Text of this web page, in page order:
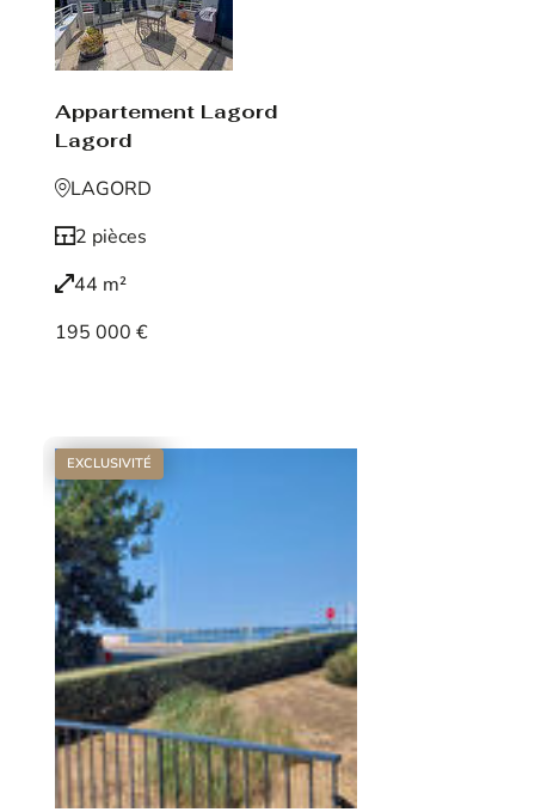
Appartement Lagord
Lagord
LAGORD
2 pièces
44 m²
195 000 €
EXCLUSIVITÉ